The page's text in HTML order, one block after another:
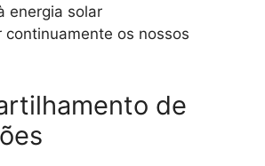
energia solar
continuamente os nossos
de